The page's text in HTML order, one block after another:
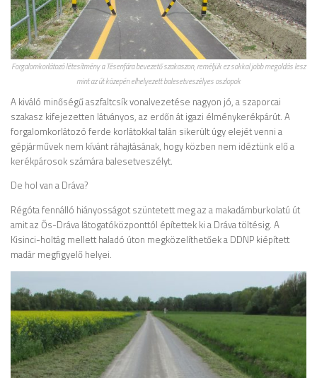
Forgalomkorlátozó létesítmény a Tésenfára bevezető szakaszon, reméljük ez sokkal jobb megoldás lesz
mint az út közepén elhelyezett balesetveszélyes oszlopok
A kiváló minőségű aszfaltcsík vonalvezetése nagyon jó, a szaporcai
szakasz kifejezetten látványos, az erdőn át igazi élménykerékpárút. A
forgalomkorlátozó ferde korlátokkal talán sikerült úgy elejét venni a
gépjárművek nem kívánt ráhajtásának, hogy közben nem idéztünk elő a
kerékpárosok számára balesetveszélyt.
De hol van a Dráva?
Régóta fennálló hiányosságot szüntetett meg az a makadámburkolatú út
amit az Ős-Dráva látogatóközponttól építettek ki a Dráva töltésig. A
Kisinci-holtág mellett haladó úton megközelíthetőek a DDNP kiépített
madár megfigyelő helyei.